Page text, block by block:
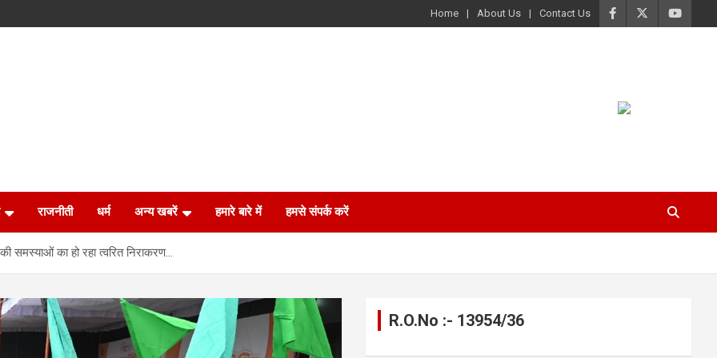
Home About Us Contact Us
राजनीती धर्म अन्य खबरें हमारे बारे में हमसे संपर्क करें
समस्याओं का हो रहा त्वरित निराकरण…
R.O.No :- 13954/36